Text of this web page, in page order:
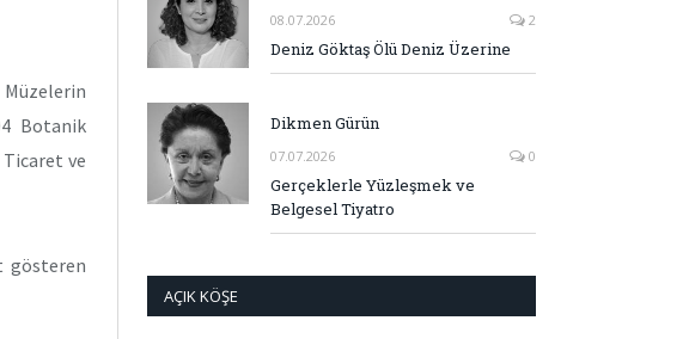
Botanik
ve
gösteren
08.07.2026 2
Deniz Göktaş Ölü Deniz Üzerine
Dikmen Gürün
07.07.2026 0
Gerçeklerle Yüzleşmek ve
Belgesel Tiyatro
AÇIK KÖŞE